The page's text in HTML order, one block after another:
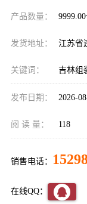
产品数量：
发货地址： 江苏省
关键词： 吉林组
发布日期： 2026-
阅 读 量： 118
销售电话：
在线QQ：